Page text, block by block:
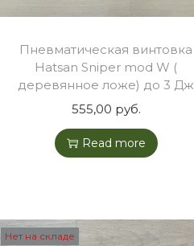
Пневматическая винтовка
Hatsan Sniper mod W (
деревянное ложе) до 3 Дж
555,00 руб.
Read more
Нет на складе